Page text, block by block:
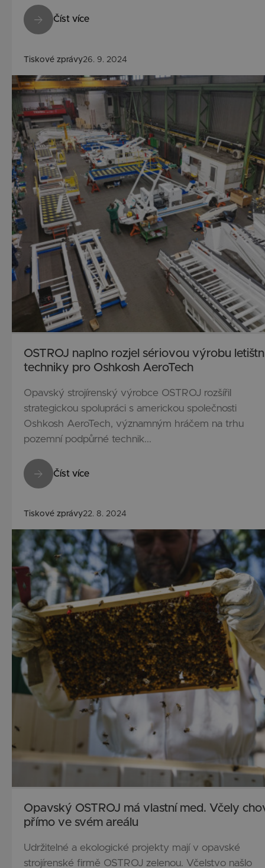
Číst více
Tiskové zprávy26. 9. 2024
OSTROJ naplno rozjel sériovou výrobu
techniky pro Oshkosh AeroTech
Opavský strojírenský výrobce OSTROJ rozšířil
strategickou spolupráci s americkou společnosti
Oshkosh AeroTech, významným hráčem na trhu
pozemní podpůrné technik...
Číst více
Tiskové zprávy22. 8. 2024
Opavský OSTROJ má vlastní med. Včely
přímo ve svém areálu
Udržitelné a ekologické projekty mají v opavské
strojírenské firmě OSTROJ zelenou. Včelstvo našlo